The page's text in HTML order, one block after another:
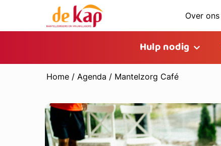
Over ons
Hulp nodig
Home / Agenda / Mantelzorg Café